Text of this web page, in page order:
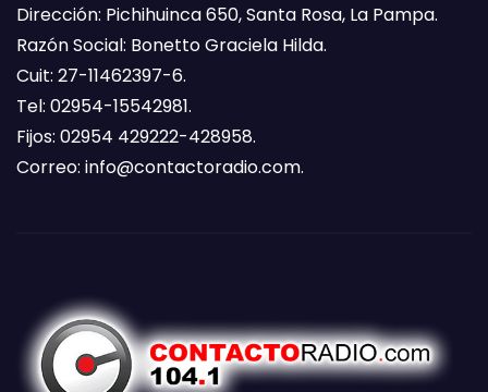
Dirección: Pichihuinca 650, Santa Rosa, La Pampa.
Razón Social: Bonetto Graciela Hilda.
Cuit: 27-11462397-6.
Tel: 02954-15542981.
Fijos: 02954 429222-428958.
Correo: info@contactoradio.com.